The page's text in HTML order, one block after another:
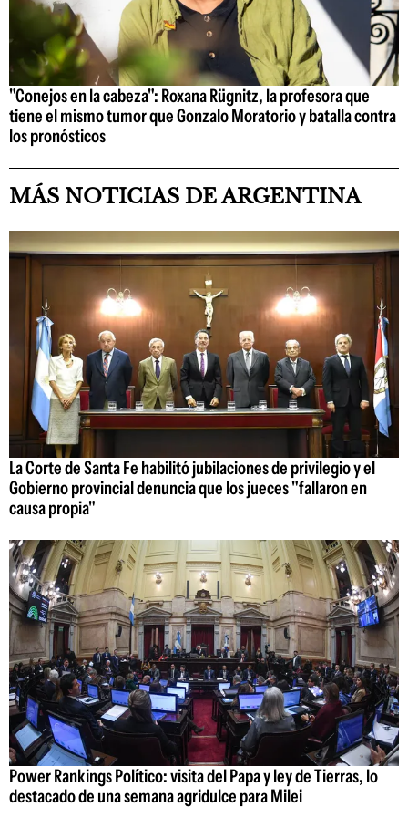
"Conejos en la cabeza": Roxana Rügnitz, la profesora que
tiene el mismo tumor que Gonzalo Moratorio y batalla contra
los pronósticos
MÁS NOTICIAS DE ARGENTINA
La Corte de Santa Fe habilitó jubilaciones de privilegio y el
Gobierno provincial denuncia que los jueces "fallaron en
causa propia"
Power Rankings Político: visita del Papa y ley de Tierras, lo
destacado de una semana agridulce para Milei